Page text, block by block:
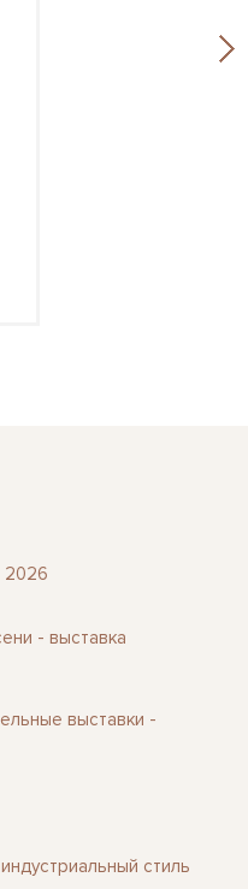
2026
- выставка
выставки -
стиль